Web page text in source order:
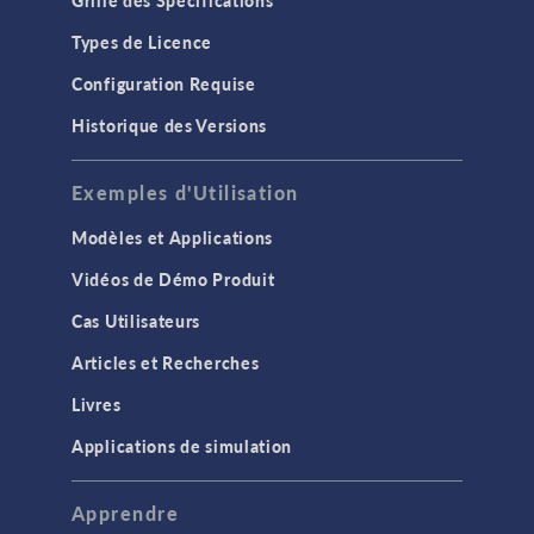
Types de Licence
Configuration Requise
Historique des Versions
Exemples d'Utilisation
Modèles et Applications
Vidéos de Démo Produit
Cas Utilisateurs
Articles et Recherches
Livres
Applications de simulation
Apprendre